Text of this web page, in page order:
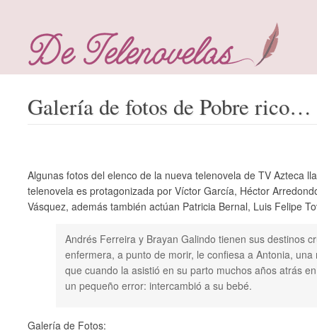
Galería de fotos de Pobre rico…
Algunas fotos del elenco de la nueva telenovela de TV Azteca
telenovela es protagonizada por Víctor García, Héctor
Vásquez, además también actúan Patricia Bernal, Luis Felipe
Andrés Ferreira y Brayan Galindo tienen sus destinos
enfermera, a punto de morir, le confiesa a Antonia,
que cuando la asistió en su parto muchos años atrás
un pequeño error: intercambió a su bebé.
Galería de Fotos: